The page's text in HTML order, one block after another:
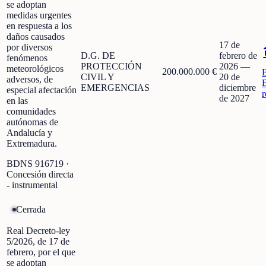
se adoptan
medidas urgentes
en respuesta a los
daños causados
por diversos
fenómenos
meteorológicos
adversos, de
especial afectación
en las
comunidades
autónomas de
Andalucía y
Extremadura.
BDNS 916719 ·
Concesión directa
- instrumental
D.G. DE
PROTECCIÓN
CIVIL Y
EMERGENCIAS
200.000.000 €
17 de
febrero de
2026 —
20 de
diciembre
de 2027
Cerrada
Real Decreto-ley
5/2026, de 17 de
febrero, por el que
se adoptan